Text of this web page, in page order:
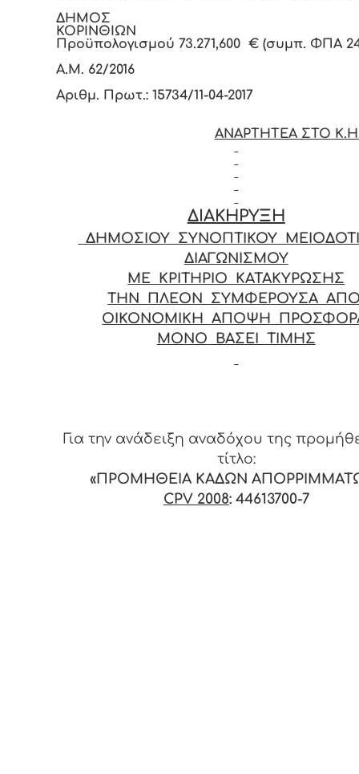
ΔΗΜΟΣ
Προϋπολογισμού 73.271,600 € (συμπ. ΦΠΑ
Α.Μ. 62/2016
Αριθμ. Πρωτ.: 15734/11-04-2017
ΑΝΑΡΤΗΤΕΑ ΣΤΟ
ΔΙΑΚΗΡΥΞΗ
ΔΗΜΟΣΙΟΥ ΣΥΝΟΠΤΙΚΟΥ
ΔΙΑΓΩΝΙΣΜΟΥ
ΜΕ ΚΡΙΤΗΡΙΟ ΚΑΤΑΚΥΡΩΣΗΣ
ΤΗΝ ΠΛΕΟΝ ΣΥΜΦΕΡΟΥΣΑ
ΟΙΚΟΝΟΜΙΚΗ ΑΠΟΨΗ
ΜΟΝΟ ΒΑΣΕΙ ΤΙΜΗΣ
Για την ανάδειξη αναδόχου της
τίτλο:
«ΠΡΟΜΗΘΕΙΑ ΚΑΔΩΝ
CPV 2008: 44613700-7